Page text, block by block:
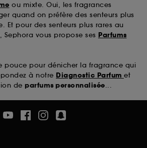
ou mixte. Oui, les fragrances
quand on préfère des senteurs plus
Et pour des senteurs plus rares au
Sephora vous propose ses Parfums
pouce pour dénicher la fragrance qui
à notre Diagnostic Parfum et
de parfums personnalisée...